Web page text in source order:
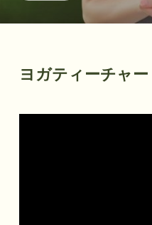
ヨガティーチャ